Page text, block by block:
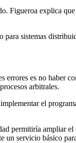
Figueroa explica
para sistemas
errores es no haber
arbitrales.
el
permitiría ampliar el
un servicio básico